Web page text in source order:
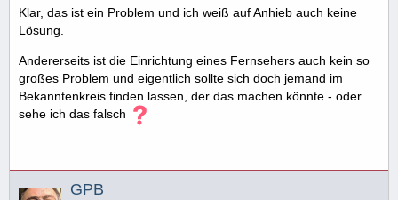
Klar, das ist ein Problem und ich weiß auf Anhieb auch keine
Lösung.
Andererseits ist die Einrichtung eines Fernsehers auch kein so
großes Problem und eigentlich sollte sich doch jemand im
Bekanntenkreis finden lassen, der das machen könnte - oder
sehe ich das falsch
GPB